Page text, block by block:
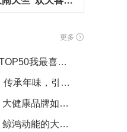
更多
广东仙津双品牌荣获2025"TOP50我最喜爱的广东商标品牌"
过年买嘉顿，红运长长99：传承年味，引领新春礼潮
当全民主动健康意识觉醒，大健康品牌如何与用户“深度同行”？
找人、触达、转化三道关：鲸鸿动能的大健康营销实战解法